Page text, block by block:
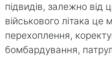
підвидів, залежно від
військового літака
перехоплення,
бомбардування,